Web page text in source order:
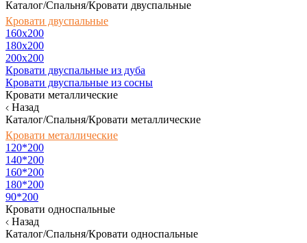
Каталог/Спальня/Кровати двуспальные
Кровати двуспальные
160х200
180x200
200x200
Кровати двуспальные из дуба
Кровати двуспальные из сосны
Кровати металлические
Назад
Каталог/Спальня/Кровати металлические
Кровати металлические
120*200
140*200
160*200
180*200
90*200
Кровати односпальные
Назад
Каталог/Спальня/Кровати односпальные